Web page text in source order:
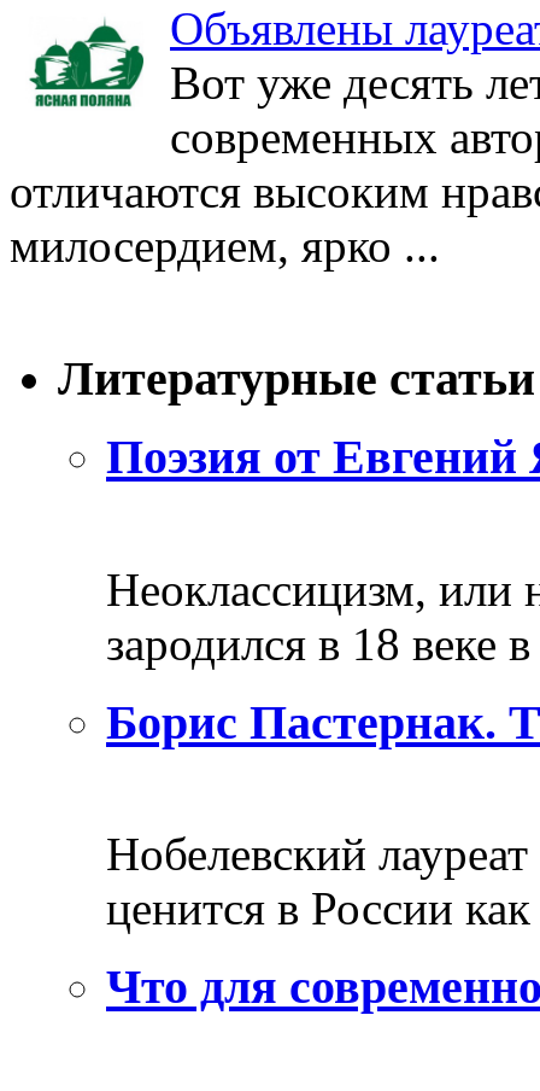
Объявлены
Вот уже десять
современных
отличаются высоким
милосердием, ярко ...
Литературные статьи
Поэзия от Евгений
Неоклассицизм, или
зародился в 18 веке
Борис Пастернак.
Нобелевский
ценится в России
Что для